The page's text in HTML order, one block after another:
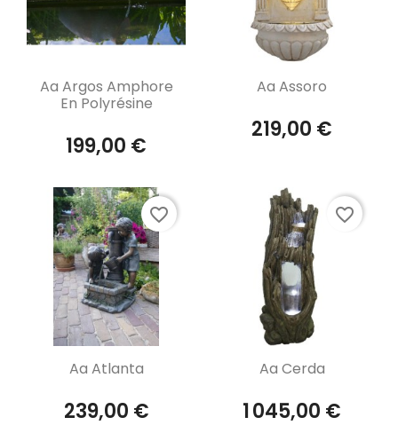
Aperçu rapide
Aa Argos Amphore
En Polyrésine
199,00 €
Aperçu rapide
Aa Assoro
219,00 €
Aperçu rapide
Aa Atlanta
239,00 €
favorite_border
Aperçu rapide
Aa Cerda
1 045,00 €
favorite_border